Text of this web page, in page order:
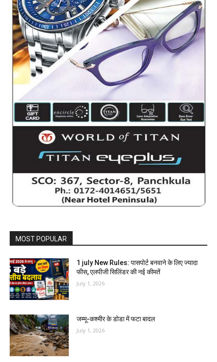
MOST POPULAR
1 july New Rules: पासपोर्ट बनवाने के लिए ज्यादा
फीस, एलपीजी सिलिंडर की नई कीमतें
July 1, 2026
जम्मू-कश्मीर के डोडा में फटा बादल
July 1, 2026